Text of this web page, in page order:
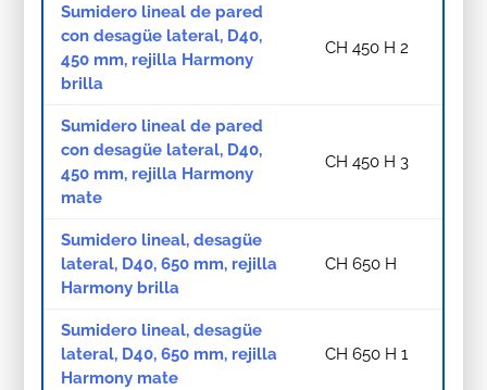
Sumidero lineal de pared
con desagüe lateral, D40,
450 mm, rejilla Harmony
brilla
CH 450 H 2
Sumidero lineal de pared
con desagüe lateral, D40,
450 mm, rejilla Harmony
mate
CH 450 H 3
Sumidero lineal, desagüe
lateral, D40, 650 mm, rejilla
Harmony brilla
CH 650 H
Sumidero lineal, desagüe
lateral, D40, 650 mm, rejilla
Harmony mate
CH 650 H 1